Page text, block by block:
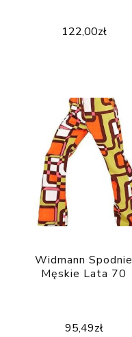
122,00zł
Widmann Spodnie
Męskie Lata 70
95,49zł